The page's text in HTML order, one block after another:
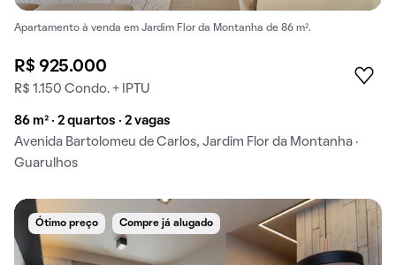
Apartamento à venda em Jardim Flor da Montanha de 86 m².
R$ 925.000
R$ 1.150 Condo. + IPTU
86 m² · 2 quartos · 2 vagas
Avenida Bartolomeu de Carlos, Jardim Flor da Montanha ·
Guarulhos
Ótimo preço Compre já alugado